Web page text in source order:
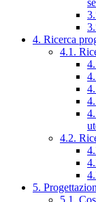
4. Ricerca
4.1.
4.2.
5.
5.1.